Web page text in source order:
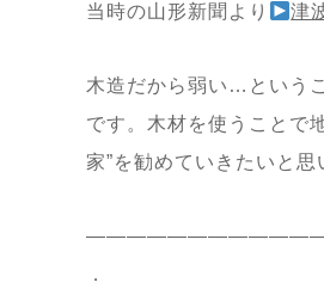
当時の山形新聞より 津
木造だから弱い…という
です。木材を使うことで
家”を勧めていきたいと思
．